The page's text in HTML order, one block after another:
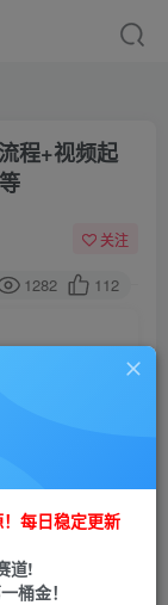
程+视频起
关注
1282 112
可保存购买订单
每日稳定更新
道!
桶金！